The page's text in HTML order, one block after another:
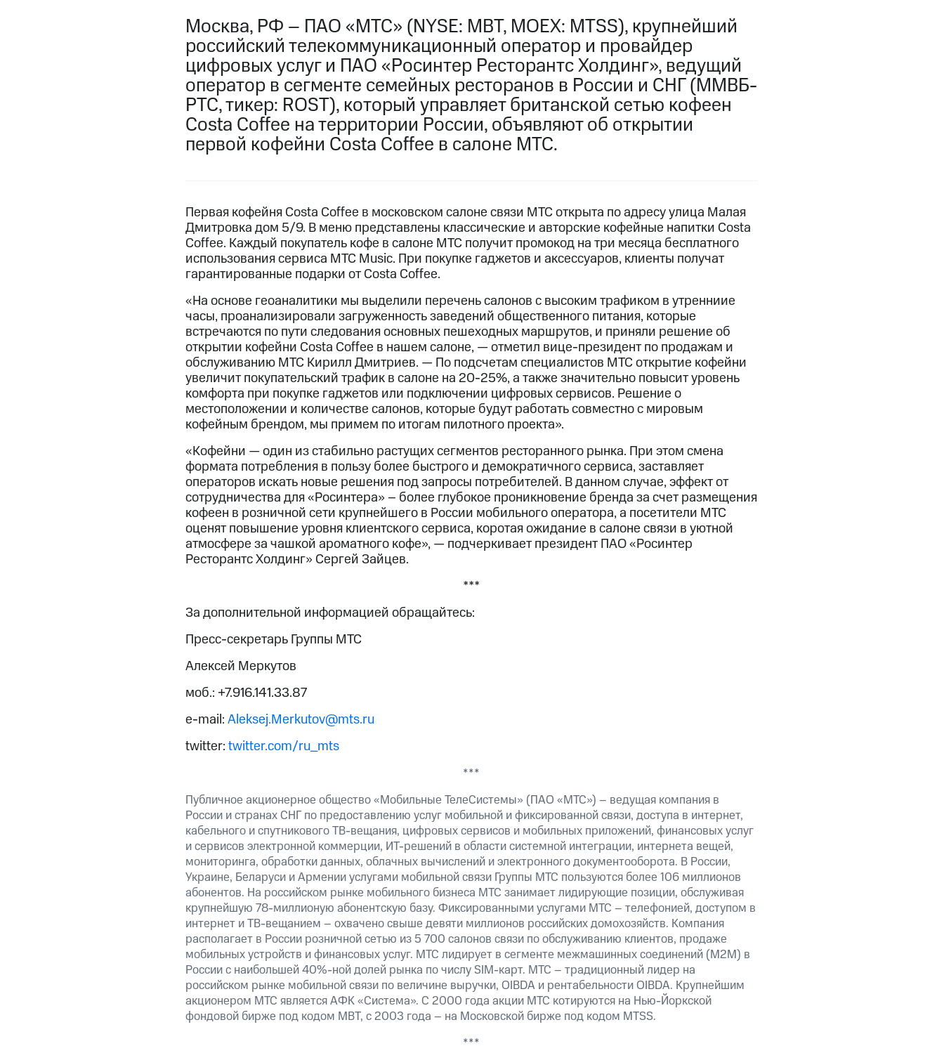
Москва, РФ – ПАО «МТС» (NYSE: MBT, MOEX: MTSS), крупнейший
российский телекоммуникационный оператор и провайдер
цифровых услуг и ПАО «Росинтер Ресторантс Холдинг», ведущий
оператор в сегменте семейных ресторанов в России и СНГ (ММВБ-
РТС, тикер: ROST), который управляет британской сетью кофеен
Costa Coffee на территории России, объявляют об открытии
первой кофейни Costa Coffee в салоне МТС.
Первая кофейня Costa Coffee в московском салоне связи МТС открыта по адресу улица Малая
Дмитровка дом 5/9. В меню представлены классические и авторские кофейные напитки Costa
Coffee. Каждый покупатель кофе в салоне МТС получит промокод на три месяца бесплатного
использования сервиса МТС Music. При покупке гаджетов и аксессуаров, клиенты получат
гарантированные подарки от Costa Coffee.
«На основе геоаналитики мы выделили перечень салонов с высоким трафиком в утренниие
часы, проанализировали загруженность заведений общественного питания, которые
встречаются по пути следования основных пешеходных маршрутов, и приняли решение об
открытии кофейни Costa Coffee в нашем салоне, — отметил вице-президент по продажам и
обслуживанию МТС Кирилл Дмитриев. — По подсчетам специалистов МТС открытие кофейни
увеличит покупательский трафик в салоне на 20-25%, а также значительно повысит уровень
комфорта при покупке гаджетов или подключении цифровых сервисов. Решение о
местоположении и количестве салонов, которые будут работать совместно с мировым
кофейным брендом, мы примем по итогам пилотного проекта».
«Кофейни — один из стабильно растущих сегментов ресторанного рынка. При этом смена
формата потребления в пользу более быстрого и демократичного сервиса, заставляет
операторов искать новые решения под запросы потребителей. В данном случае, эффект от
сотрудничества для «Росинтера» – более глубокое проникновение бренда за счет размещения
кофеен в розничной сети крупнейшего в России мобильного оператора, а посетители МТС
оценят повышение уровня клиентского сервиса, коротая ожидание в салоне связи в уютной
атмосфере за чашкой ароматного кофе», — подчеркивает президент ПАО «Росинтер
Ресторантс Холдинг» Сергей Зайцев.
***
За дополнительной информацией обращайтесь:
Пресс-секретарь Группы МТС
Алексей Меркутов
моб.: +7.916.141.33.87
e-mail:Aleksej.Merkutov@mts.ru
twitter:twitter.com/ru_mts
***
Публичное акционерное общество «Мобильные ТелеСистемы» (ПАО «МТС») – ведущая компания в
России и странах СНГ по предоставлению услуг мобильной и фиксированной связи, доступа в интернет,
кабельного и спутникового ТВ-вещания, цифровых сервисов и мобильных приложений, финансовых услуг
и сервисов электронной коммерции, ИТ-решений в области системной интеграции, интернета вещей,
мониторинга, обработки данных, облачных вычислений и электронного документооборота. В России,
Украине, Беларуси и Армении услугами мобильной связи Группы МТС пользуются более 106 миллионов
абонентов. На российском рынке мобильного бизнеса МТС занимает лидирующие позиции, обслуживая
крупнейшую 78-миллионую абонентскую базу. Фиксированными услугами МТС – телефонией, доступом в
интернет и ТВ-вещанием – охвачено свыше девяти миллионов российских домохозяйств. Компания
располагает в России розничной сетью из 5 700 салонов связи по обслуживанию клиентов, продаже
мобильных устройств и финансовых услуг. МТС лидирует в сегменте межмашинных соединений (М2М) в
России c наибольшей 40%-ной долей рынка по числу SIM-карт. МТС – традиционный лидер на
российском рынке мобильной связи по величине выручки, OIBDA и рентабельности OIBDA. Крупнейшим
акционером МТС является АФК «Система». С 2000 года акции МТС котируются на Нью-Йоркской
фондовой бирже под кодом MBT, с 2003 года – на Московской бирже под кодом MTSS.
***